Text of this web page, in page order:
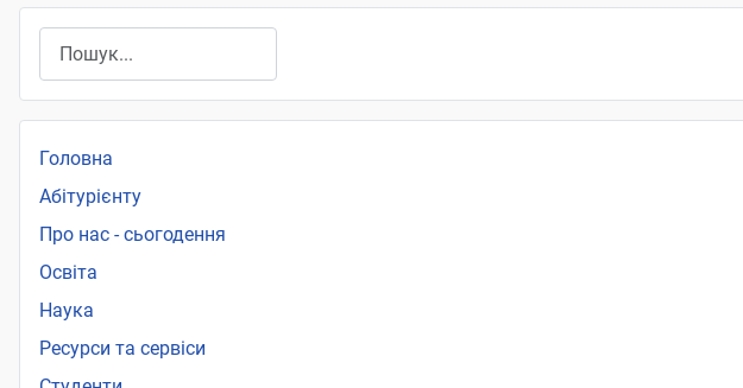
Головна
Абітурієнту
Про нас - сьогодення
Освіта
Наука
Ресурси та сервіси